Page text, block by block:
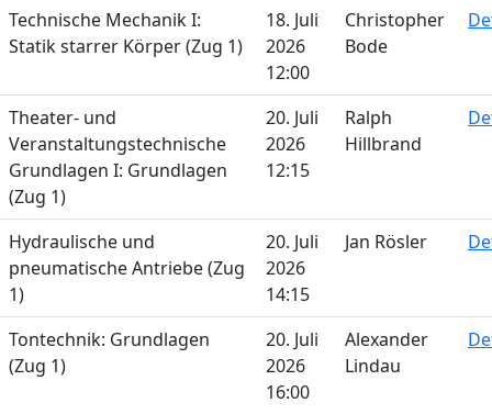
Technische Mechanik I:
Statik starrer Körper (Zug 1)
18. Juli
2026
12:00
Christopher
Bode
Theater- und
Veranstaltungstechnische
Grundlagen I: Grundlagen
(Zug 1)
20. Juli
2026
12:15
Ralph
Hillbrand
Hydraulische und
pneumatische Antriebe (Zug
1)
20. Juli
2026
14:15
Jan Rösler
Tontechnik: Grundlagen
(Zug 1)
20. Juli
2026
16:00
Alexander
Lindau